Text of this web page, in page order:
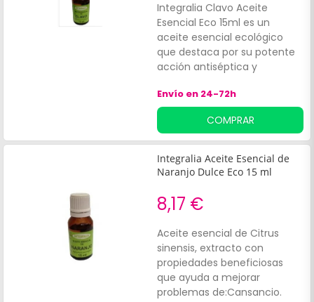
Integralia Clavo Aceite
Esencial Eco 15ml es un
aceite esencial ecológico
que destaca por su potente
acción antiséptica y
cuidado bucal. Este producto
se extrae del botón floral de
Syzygium aromaticum, lo
que permite conservar todas
sus propiedades naturales.
Envío en 24-72h
COMPRAR
Integralia Aceite Esencial de
Naranjo Dulce Eco 15 ml
8,17 €
Aceite esencial de Citrus
sinensis, extracto con
propiedades beneficiosas
que ayuda a mejorar
problemas de:Cansancio.